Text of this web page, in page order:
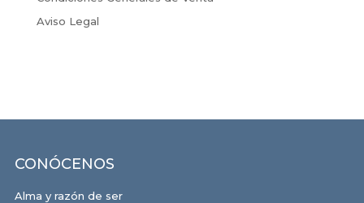
Aviso Legal
CONÓCENOS
Alma y razón de ser